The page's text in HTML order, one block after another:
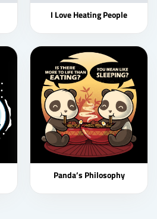
I Love Heating People
Panda’s Philosophy